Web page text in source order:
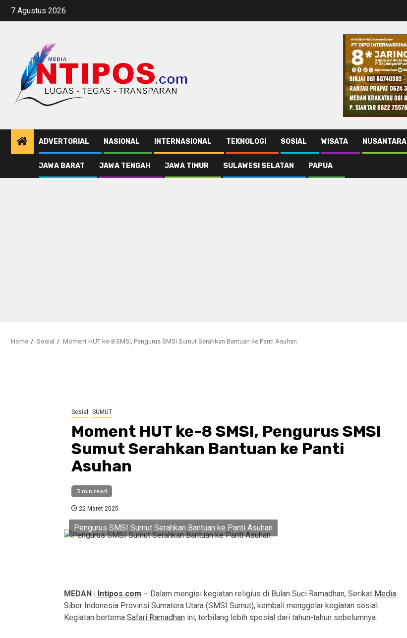
Skip
7 Agustus 2026
ADVERTORIAL NASIONAL INTERNASIONAL TEKNOLOGI SOSIAL WISATA NUSANTARA
JAWA BARAT JAWA TENGAH JAWA TIMUR SULAWESI SELATAN PAPUA
Home Sosial Moment HUT ke-8 SMSI, Pengurus SMSI Sumut Serahkan Bantuan ke Panti Asuhan
Sosial SUMUT
Moment HUT ke-8 SMSI, Pengurus SMSI
Sumut Serahkan Bantuan ke Panti
Asuhan
3 min read
22 Maret 2025
Pengurus SMSI Sumut Serahkan Bantuan ke Panti Asuhan
MEDAN | Intipos.com – Dalam mengisi kegiatan religius di Bulan Suci Ramadhan, Serikat Media
SiberIndonesia Provinsi Sumatera Utara (SMSI Sumut), kembali menggelar kegiatan sosial.
Kegiatan bertema Safari Ramadhanini, terbilang lebih spesial dari tahun-tahun sebelumnya.